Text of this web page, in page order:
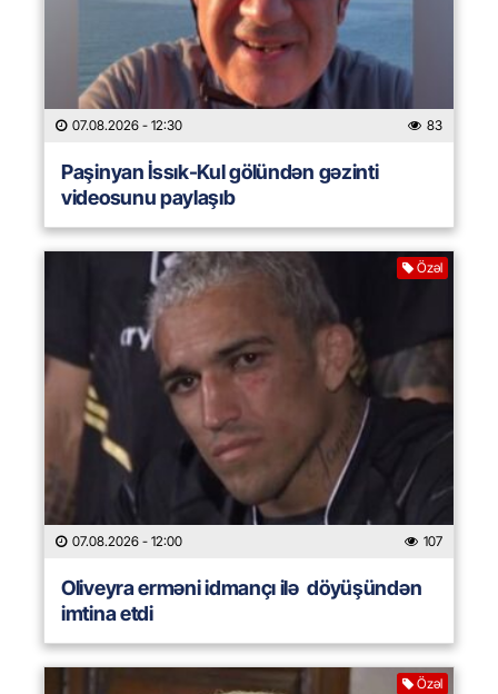
07.08.2026 - 12:30 83
Paşinyan İssık-Kul gölündən gəzinti
videosunu paylaşıb
Özəl
07.08.2026 - 12:00 107
Oliveyra erməni idmançı ilə döyüşündən
imtina etdi
Özəl